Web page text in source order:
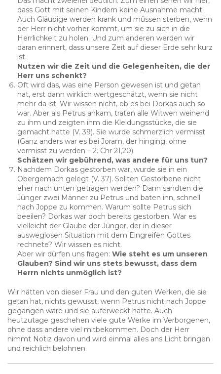
dass Gott mit seinen Kindern keine Ausnahme macht.
Auch Gläubige werden krank und müssen sterben, wenn
der Herr nicht vorher kommt, um sie zu sich in die
Herrlichkeit zu holen. Und zum anderen werden wir
daran erinnert, dass unsere Zeit auf dieser Erde sehr kurz
ist.
Nutzen wir die Zeit und die Gelegenheiten, die der
Herr uns schenkt?
Oft wird das, was eine Person gewesen ist und getan
hat, erst dann wirklich wertgeschätzt, wenn sie nicht
mehr da ist. Wir wissen nicht, ob es bei Dorkas auch so
war. Aber als Petrus ankam, traten alle Witwen weinend
zu ihm und zeigten ihm die Kleidungsstücke, die sie
gemacht hatte (V. 39). Sie wurde schmerzlich vermisst
(Ganz anders war es bei Joram, der hinging, ohne
vermisst zu werden – 2. Chr 21,20).
Schätzen wir gebührend, was andere für uns tun?
Nachdem Dorkas gestorben war, wurde sie in ein
Obergemach gelegt (V. 37). Sollten Gestorbene nicht
eher nach unten getragen werden? Dann sandten die
Jünger zwei Männer zu Petrus und baten ihn, schnell
nach Joppe zu kommen. Warum sollte Petrus sich
beeilen? Dorkas war doch bereits gestorben. War es
vielleicht der Glaube der Jünger, der in dieser
ausweglosen Situation mit dem Eingreifen Gottes
rechnete? Wir wissen es nicht.
Aber wir dürfen uns fragen: Wie steht es um unseren
Glauben? Sind wir uns stets bewusst, dass dem
Herrn nichts unmöglich ist?
Wir hätten von dieser Frau und den guten Werken, die sie
getan hat, nichts gewusst, wenn Petrus nicht nach Joppe
gegangen wäre und sie auferweckt hätte. Auch
heutzutage geschehen viele gute Werke im Verborgenen,
ohne dass andere viel mitbekommen. Doch der Herr
nimmt Notiz davon und wird einmal alles ans Licht bringen
und reichlich belohnen.